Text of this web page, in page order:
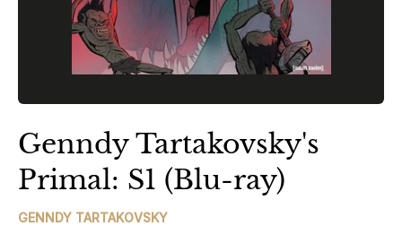
Genndy Tartakovsky's
Primal: S1 (Blu-ray)
GENNDY TARTAKOVSKY